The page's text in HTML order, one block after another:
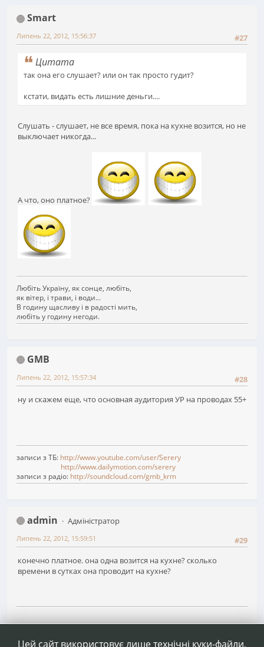
Smart
#27
Липень 22, 2012, 15:56:37
Цитата
так она его слушает? или он так просто гудит?
кстати, видать есть лишние деньги....
Слушать - слушает, не все время, пока на кухне возится, но не
выключает никогда...
А что, оно платное?
Любіть Україну, як сонце, любіть,
як вітер, і трави, і води...
В годину щасливу і в радості мить,
любіть у годину негоди.
GMB
#28
Липень 22, 2012, 15:57:34
ну и скажем еще, что основная аудитория УР на проводах 55+
записи з ТБ: http://www.youtube.com/user/Serery
http://www.dailymotion.com/serery
записи з радіо: http://soundcloud.com/gmb_krm
admin
Адміністратор
#29
Липень 22, 2012, 15:59:51
конечно платное. она одна возится на кухне? сколько
времени в сутках она проводит на кухне?
Цей сайт використовує лише технічні куки-файли.